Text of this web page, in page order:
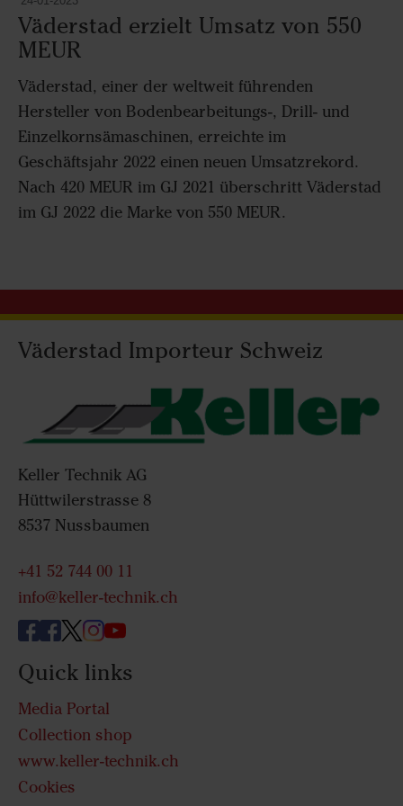
Väderstad erzielt Umsatz von 550
MEUR
Väderstad, einer der weltweit führenden
Hersteller von Bodenbearbeitungs-, Drill- und
Einzelkornsämaschinen, erreichte im
Geschäftsjahr 2022 einen neuen Umsatzrekord.
Nach 420 MEUR im GJ 2021 überschritt Väderstad
im GJ 2022 die Marke von 550 MEUR.
Väderstad Importeur Schweiz
Keller Technik AG
Hüttwilerstrasse 8
8537 Nussbaumen
+41 52 744 00 11
info@keller-technik.ch
Quick links
Media Portal
Collection shop
www.keller-technik.ch
Cookies